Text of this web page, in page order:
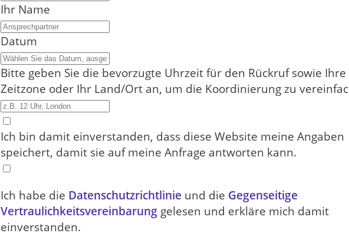
Ihr Name
Datum
Bitte geben Sie die bevorzugte Uhrzeit für den Rückruf sowie Ihre
Zeitzone oder Ihr Land/Ort an, um die Koordinierung zu
Ich bin damit einverstanden, dass diese Website meine Angaben
speichert, damit sie auf meine Anfrage antworten kann.
Ich habe die Datenschutzrichtlinie und die Gegenseitige
Vertraulichkeitsvereinbarung gelesen und erkläre mich damit
einverstanden.